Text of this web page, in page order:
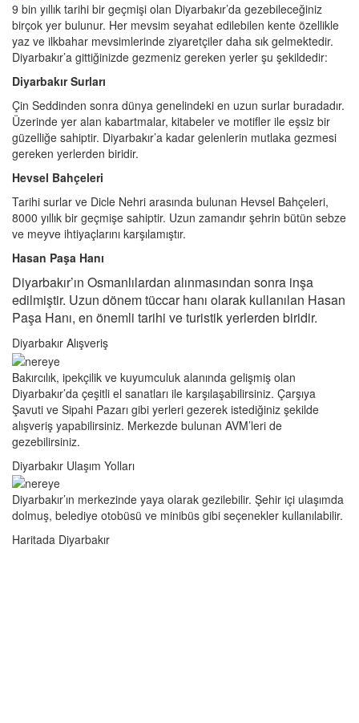
9 bin yıllık tarihi bir geçmişi olan Diyarbakır’da gezebileceğiniz
birçok yer bulunur. Her mevsim seyahat edilebilen kente özellikle
yaz ve ilkbahar mevsimlerinde ziyaretçiler daha sık gelmektedir.
Diyarbakır’a gittiğinizde gezmeniz gereken yerler şu şekildedir:
Diyarbakır Surları
Çin Seddinden sonra dünya genelindeki en uzun surlar buradadır.
Üzerinde yer alan kabartmalar, kitabeler ve motifler ile eşsiz bir
güzelliğe sahiptir. Diyarbakır’a kadar gelenlerin mutlaka gezmesi
gereken yerlerden biridir.
Hevsel Bahçeleri
Tarihi surlar ve Dicle Nehri arasında bulunan Hevsel Bahçeleri,
8000 yıllık bir geçmişe sahiptir. Uzun zamandır şehrin bütün sebze
ve meyve ihtiyaçlarını karşılamıştır.
Hasan Paşa Hanı
Diyarbakır’ın Osmanlılardan alınmasından sonra inşa
edilmiştir. Uzun dönem tüccar hanı olarak kullanılan Hasan
Paşa Hanı, en önemli tarihi ve turistik yerlerden biridir.
Diyarbakır Alışveriş
Bakırcılık, ipekçilik ve kuyumculuk alanında gelişmiş olan
Diyarbakır’da çeşitli el sanatları ile karşılaşabilirsiniz. Çarşıya
Şavuti ve Sipahi Pazarı gibi yerleri gezerek istediğiniz şekilde
alışveriş yapabilirsiniz. Merkezde bulunan AVM’leri de
gezebilirsiniz.
Diyarbakır Ulaşım Yolları
Diyarbakır’ın merkezinde yaya olarak gezilebilir. Şehir içi ulaşımda
dolmuş, belediye otobüsü ve minibüs gibi seçenekler kullanılabilir.
Haritada Diyarbakır